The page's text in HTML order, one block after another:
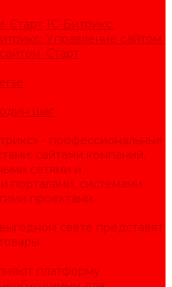
Старт 1С-Битрикс:
Управление сайтом.
Старт
шаг
- профессиональные
сайтами компаний,
сетями и
порталами, системами
проектами.
свете представят
платформу